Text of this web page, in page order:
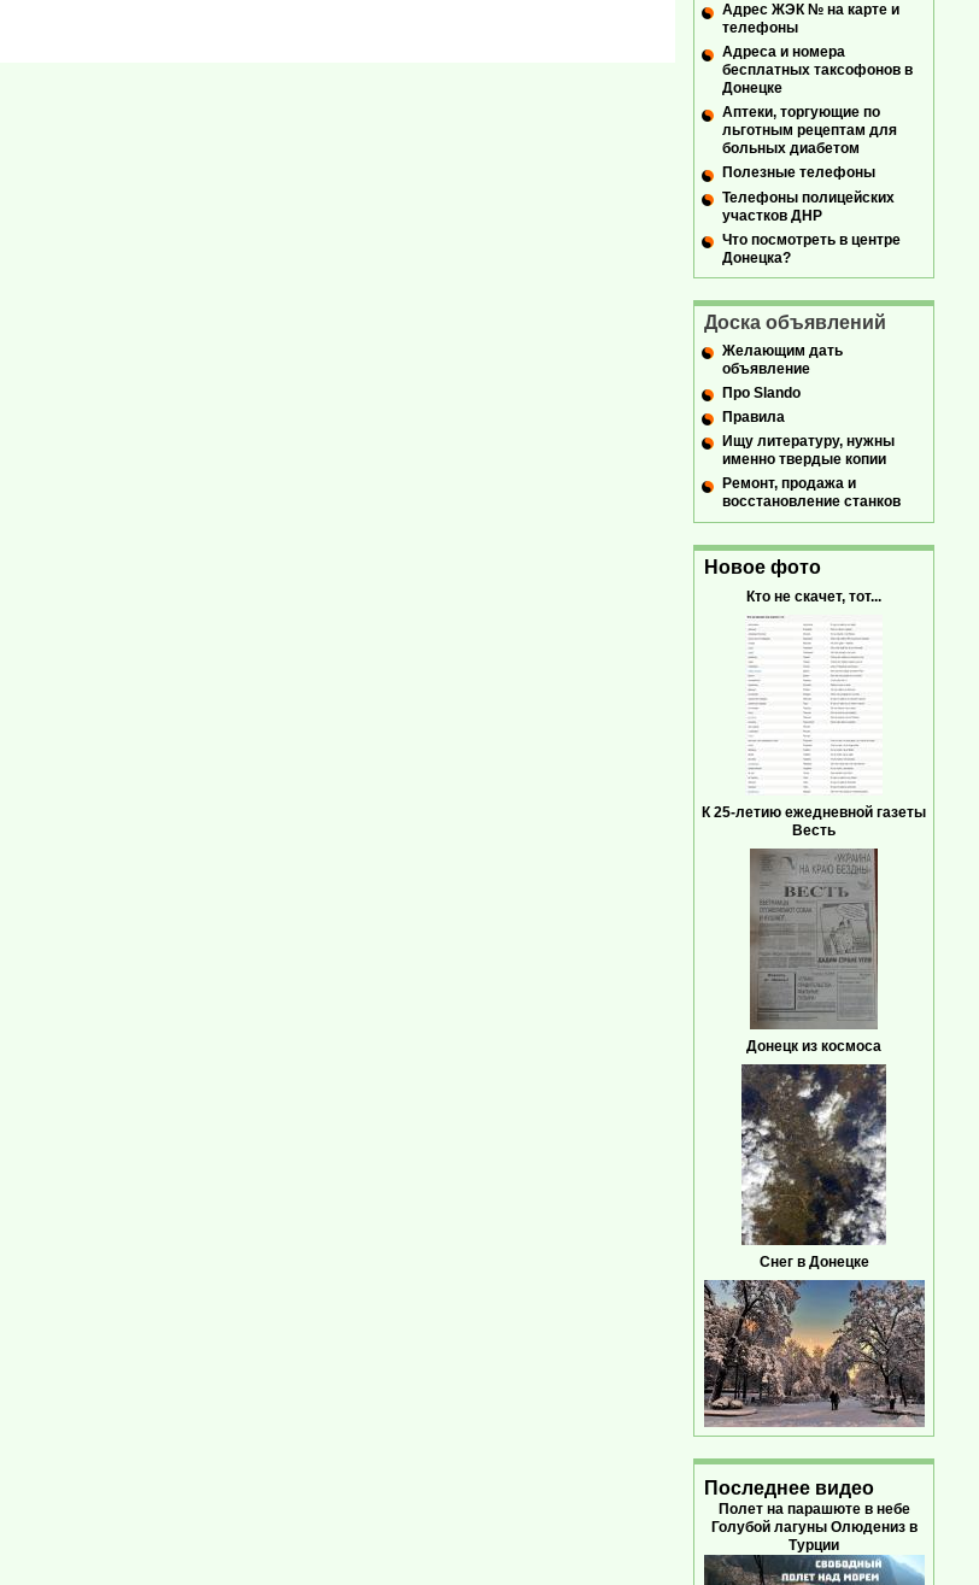
Адрес ЖЭК № на карте и
телефоны
Адреса и номера
бесплатных таксофонов в
Донецке
Аптеки, торгующие по
льготным рецептам для
больных диабетом
Полезные телефоны
Телефоны полицейских
участков ДНР
Что посмотреть в центре
Донецка?
Доска объявлений
Желающим дать
объявление
Про Slando
Правила
Ищу литературу, нужны
именно твердые копии
Ремонт, продажа и
восстановление станков
Новое фото
Кто не скачет, тот...
К 25-летию ежедневной газеты
Весть
Донецк из космоса
Снег в Донецке
Последнее видео
Полет на парашюте в небе
Голубой лагуны Олюдениз в
Турции